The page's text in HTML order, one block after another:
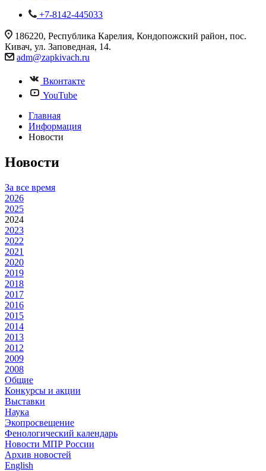
+7-8142-445033
186220, Республика Карелия, Кондопожский район, пос.
Кивач, ул. Заповедная, 14.
adm@zapkivach.ru
Вконтакте
YouTube
Главная
Информация
Новости
Новости
За все время
2026
2025
2024
2023
2022
2021
2020
2019
2018
2017
2016
2015
2014
2013
2012
2009
2008
Общие
Конкурсы и акции
Выставки
Наука
Экопросвещение
Фенологический календарь
Новости МПР России
Архив новостей
English